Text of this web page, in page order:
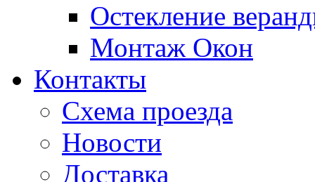
Остекление
Монтаж Окон
Контакты
Схема проезда
Новости
Доставка